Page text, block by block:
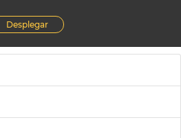
Desplegar